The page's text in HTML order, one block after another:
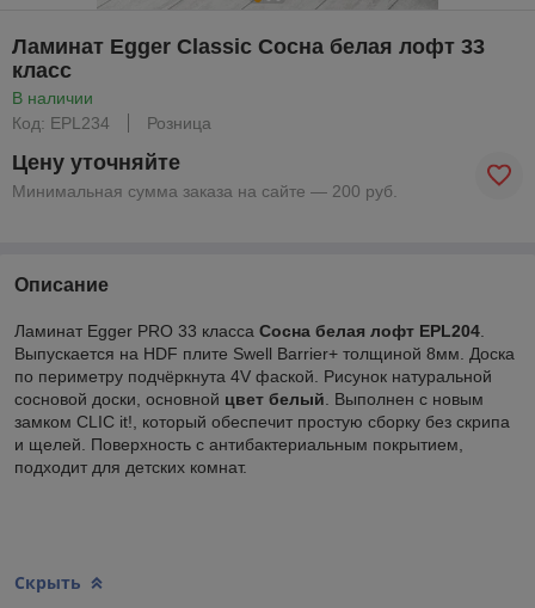
Ламинат Egger Classic Сосна белая лофт 33
класс
В наличии
Код: EPL234
Розница
Цену уточняйте
Минимальная сумма заказа на сайте — 200 руб.
Описание
Ламинат Egger PRO 33 класса Сосна белая лофт EPL204
Выпускается на HDF плите Swell Barrier+ толщиной 8мм. Доска
по периметру подчёркнута 4V фаской. Рисунок натуральной
сосновой доски, основной цвет белый . Выполнен с новым
замком CLIC it!, который обеспечит простую сборку без скрипа
и щелей. Поверхность с антибактериальным покрытием,
подходит для детских комнат.
Скрыть